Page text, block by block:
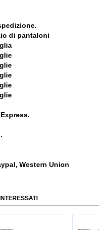
di pantaloni
Western Union